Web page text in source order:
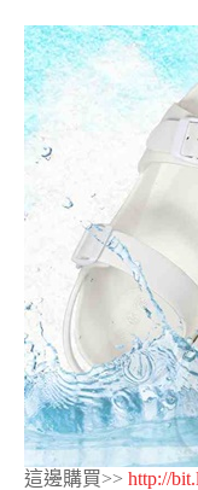
這邊購買>> http://